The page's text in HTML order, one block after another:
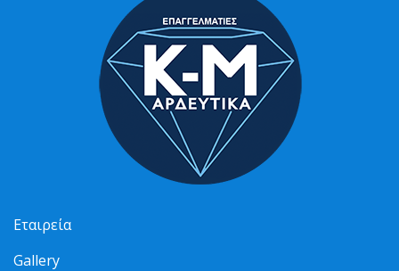
Εταιρεία
Gallery